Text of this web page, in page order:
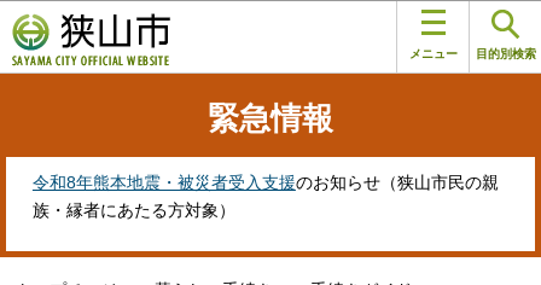
の
ペ
す
メニュー 目的別検索
緊急情報
令和8年熊本地震・被災者受入支援のお知らせ（狭山市民の親
族・縁者にあたる方対象）